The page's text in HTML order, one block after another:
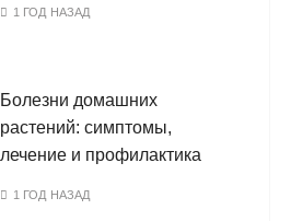
1 ГОД НАЗАД
Болезни домашних
растений: симптомы,
лечение и профилактика
1 ГОД НАЗАД